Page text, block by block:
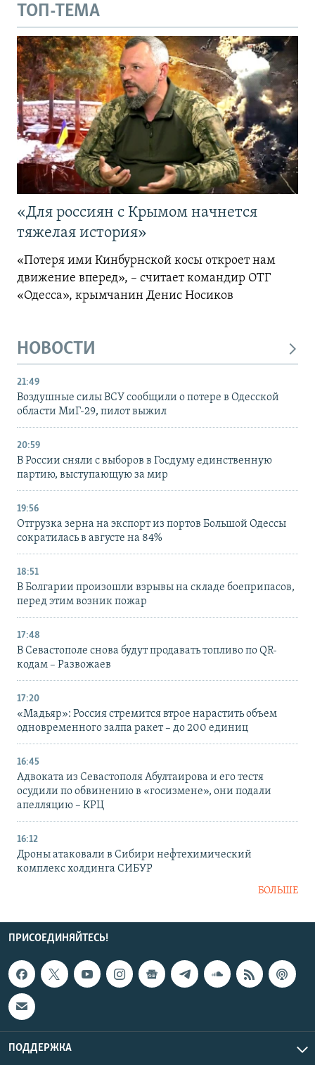
ТОП-ТЕМА
«Для россиян с Крымом начнется
тяжелая история»
«Потеря ими Кинбурнской косы откроет нам
движение вперед», – считает командир ОТГ
«Одесса», крымчанин Денис Носиков
НОВОСТИ
21:49
Воздушные силы ВСУ сообщили о потере в Одесской
области МиГ-29, пилот выжил
20:59
В России сняли с выборов в Госдуму единственную
партию, выступающую за мир
19:56
Отгрузка зерна на экспорт из портов Большой Одессы
сократилась в августе на 84%
18:51
В Болгарии произошли взрывы на складе боеприпасов,
перед этим возник пожар
17:48
В Севастополе снова будут продавать топливо по QR-
кодам – Развожаев
17:20
«Мадьяр»: Россия стремится втрое нарастить объем
одновременного залпа ракет – до 200 единиц
16:45
Адвоката из Севастополя Абултаирова и его тестя
осудили по обвинению в «госизмене», они подали
апелляцию – КРЦ
16:12
Дроны атаковали в Сибири нефтехимический
комплекс холдинга СИБУР
БОЛЬШЕ
ПРИСОЕДИНЯЙТЕСЬ!
ПОДДЕРЖКА